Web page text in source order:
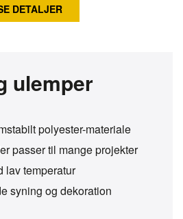
ulemper
polyester-materiale
passer til mange projekter
lav temperatur
syning og dekoration
DETALJER